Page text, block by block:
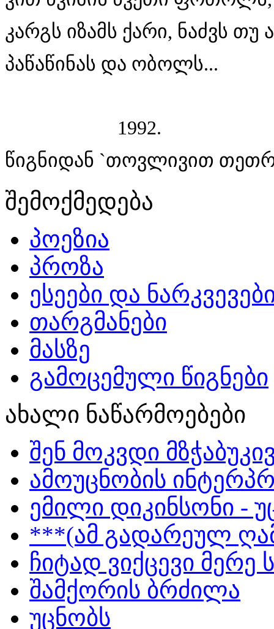
კარგს იზამს ქარი, ნაძვს
პაწაწინას და ობოლს...
1992.
წიგნიდან `თოვლივით
შემოქმედება
პოეზია
პროზა
ესეები და
თარგმანები
მასზე
გამოცემული წიგნები
ახალი ნაწარმოებები
შენ მოკვდი
ამოუცნობის
ემილი დიკინსონი -
***(ამ გადარეულ
ჩიტად ვიქცევი მერე
შამქორის ბრძილა
უცნობს